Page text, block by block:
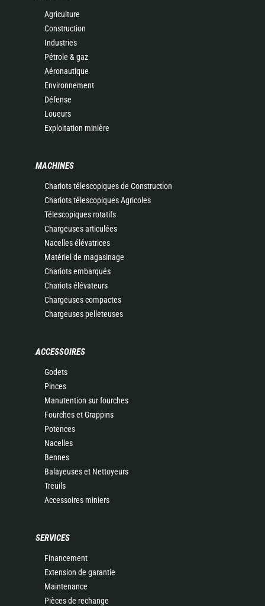
Agriculture
Construction
Industries
Pétrole & gaz
Aéronautique
Environnement
Défense
Loueurs
Exploitation minière
MACHINES
Chariots télescopiques de Construction
Chariots télescopiques Agricoles
Télescopiques rotatifs
Chargeuses articulées
Nacelles élévatrices
Matériel de magasinage
Chariots embarqués
Chariots élévateurs
Chargeuses compactes
Chargeuses pelleteuses
ACCESSOIRES
Godets
Pinces
Manutention sur fourches
Fourches et Grappins
Potences
Nacelles
Bennes
Balayeuses et Nettoyeurs
Treuils
Accessoires miniers
SERVICES
Financement
Extension de garantie
Maintenance
Pièces de rechange